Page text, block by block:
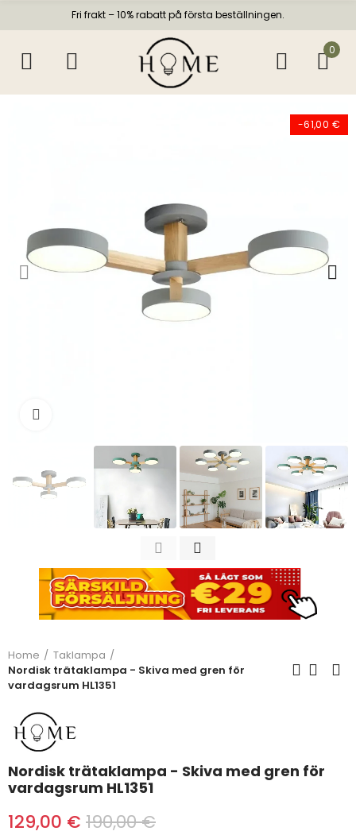
Fri frakt – 10% rabatt på första beställningen.
0
-61,00 €
Home
Taklampa
Nordisk trätaklampa - Skiva med gren för
vardagsrum HL1351
Nordisk trätaklampa - Skiva med gren för
vardagsrum HL1351
129,00 € 190,00 €